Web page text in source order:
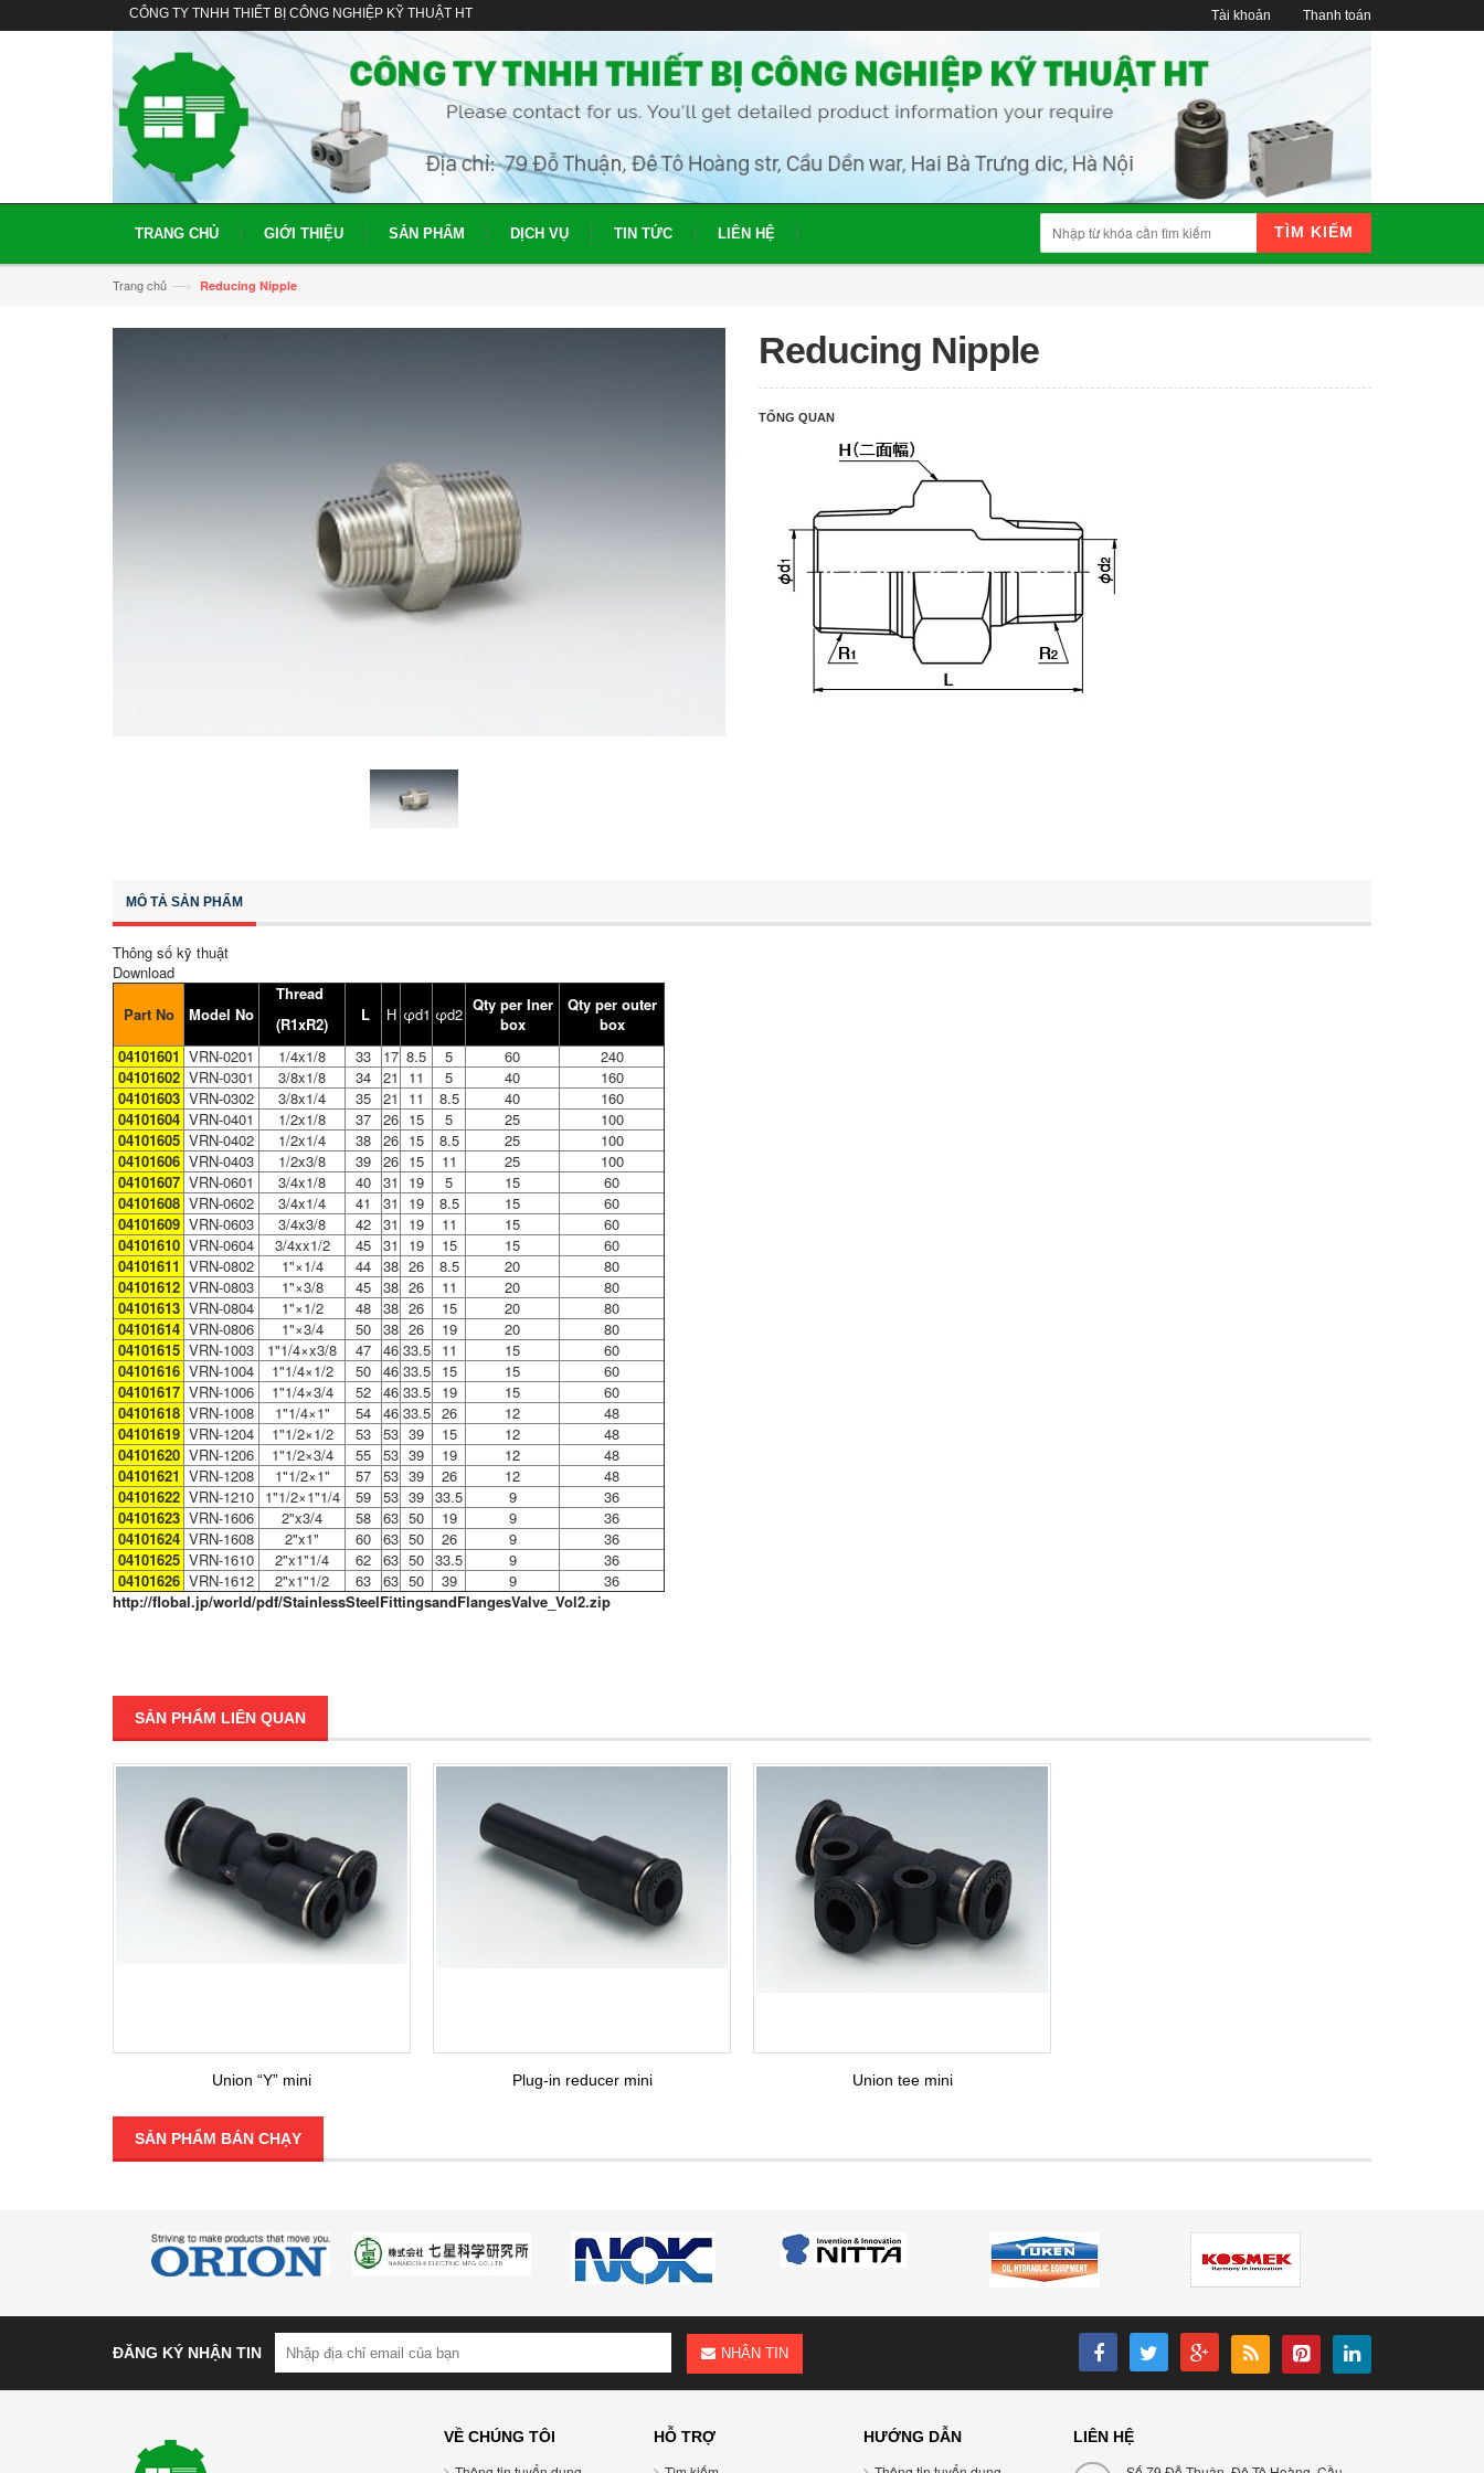
CÔNG TY TNHH THIẾT BỊ CÔNG NGHIỆP KỸ THUẬT HT Tài khoản Thanh toán
TRANG CHỦ GIỚI THIỆU SẢN PHẨM DỊCH VỤ TIN TỨC LIÊN HỆ TÌM KIẾM
Trang chủ —› Reducing Nipple
Reducing Nipple
TỔNG QUAN
MÔ TẢ SẢN PHẨM
Thông số kỹ thuật
Download
Part No
Model No
Thread
(R1xR2)
L H φd1 φd2 Qty per Iner
box
Qty per outer
box
04101601 VRN-0201 1/4x1/8 33 17 8.5 5 60
240
04101602 VRN-0301 3/8x1/8 34 21 11 5 40
160
04101603 VRN-0302 3/8x1/4 35 21 11 8.5 40
160
04101604 VRN-0401 1/2x1/8 37 26 15 5 25
100
04101605 VRN-0402 1/2x1/4 38 26 15 8.5 25
100
04101606 VRN-0403 1/2x3/8 39 26 15 11 25
100
04101607 VRN-0601 3/4x1/8 40 31 19 5 15
60
04101608 VRN-0602 3/4x1/4 41 31 19 8.5 15
60
04101609 VRN-0603 3/4x3/8 42 31 19 11 15
60
04101610 VRN-0604 3/4xx1/2 45 31 19 15 15
60
04101611 VRN-0802 1"×1/4 44 38 26 8.5 20
80
04101612 VRN-0803 ​1"×3/8 45 38 26 11 20
80
04101613 VRN-0804 ​1"×1/2 48 38 26 15 20
80
04101614 VRN-0806 ​1"×3/4 50 38 26 19 20
80
04101615 VRN-1003 1"1/4×x3/8 47 46 33.5 11 15
60
04101616 VRN-1004 1"1/4×1/2 50 46 33.5 15 15
60
04101617 VRN-1006 1"1/4×3/4 52 46 33.5 19 15
60
04101618 VRN-1008 1"1/4×1" 54 46 33.5 26 12
48
04101619 VRN-1204 1"1/2×1/2 53 53 39 15 12
48
04101620 VRN-1206 1"1/2×3/4 55 53 39 19 12
48
04101621 VRN-1208 1"1/2×1" 57 53 39 26 12
48
04101622 VRN-1210 1"1/2×1"1/4 59 53 39 33.5 9
36
04101623 VRN-1606 2"x3/4 58 63 50 19 9
36
04101624 VRN-1608 2"x1" 60 63 50 26 9
36
04101625 VRN-1610 2"x1"1/4 62 63 50 33.5 9
36
04101626 VRN-1612 2"x1"1/2 63 63 50 39 9
36
http://flobal.jp/world/pdf/StainlessSteelFittingsandFlangesValve_Vol2.zip
SẢN PHẨM LIÊN QUAN
Union “Y” mini Plug-in reducer mini Union tee mini
SẢN PHẨM BÁN CHẠY
ĐĂNG KÝ NHẬN TIN NHẬN TIN
VỀ CHÚNG TÔI HỖ TRỢ HƯỚNG DẪN LIÊN HỆ